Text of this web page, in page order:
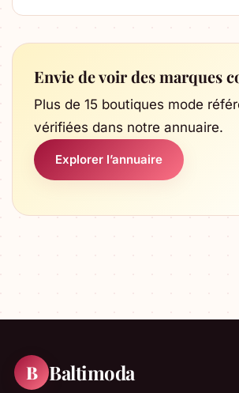
Envie de voir des marques
Plus de 15 boutiques mode
vérifiées dans notre annuaire.
Explorer l’annuaire
B Baltimoda